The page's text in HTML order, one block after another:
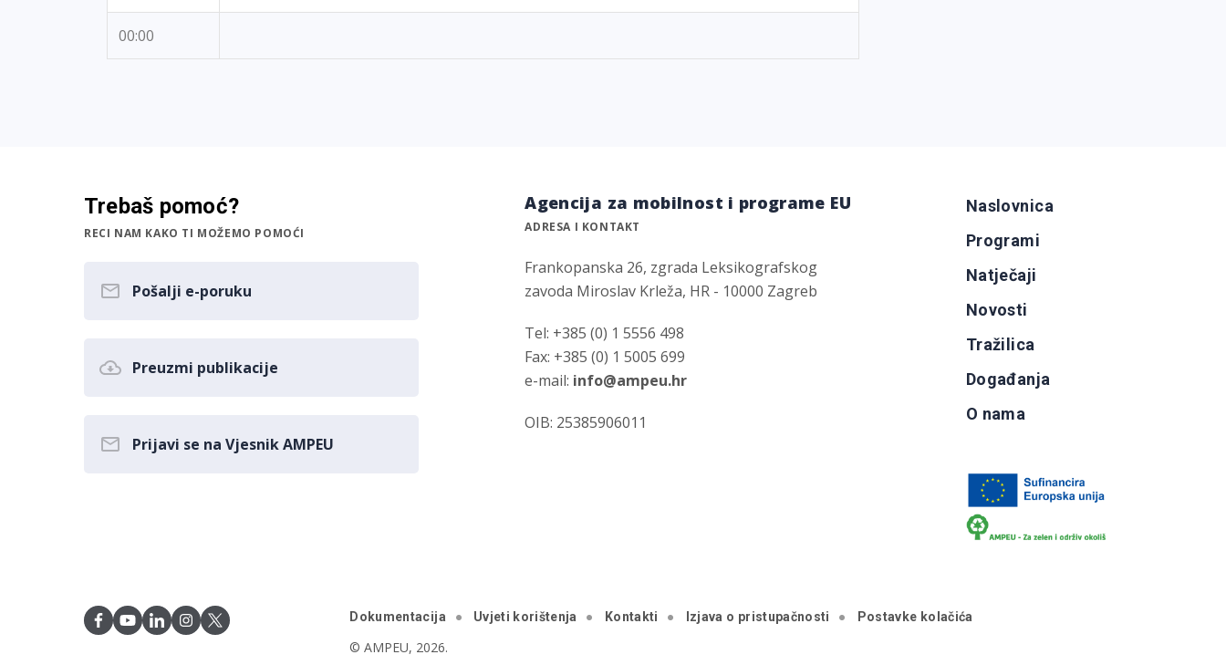
00:00
Trebaš pomoć?
RECI NAM KAKO TI MOŽEMO POMOĆI
Pošalji e-poruku
Preuzmi publikacije
Prijavi se na Vjesnik AMPEU
Agencija za mobilnost i programe EU
ADRESA I KONTAKT
Frankopanska 26, zgrada Leksikografskog
zavoda Miroslav Krleža, HR - 10000 Zagreb
Tel: +385 (0) 1 5556 498
Fax: +385 (0) 1 5005 699
e-mail: info@ampeu.hr
OIB: 25385906011
Naslovnica
Programi
Natječaji
Novosti
Tražilica
Događanja
O nama
Dokumentacija Uvjeti korištenja Kontakti Izjava o pristupačnosti Postavke kolačića
© AMPEU, 2026.